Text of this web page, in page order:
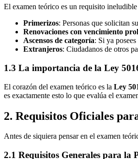
El examen teórico es un requisito ineludible
Primerizos: Personas que solicitan
Renovaciones con vencimiento
Ascensos de categoría: Si ya
Extranjeros: Ciudadanos de otros
1.3 La importancia de la Ley
El corazón del examen teórico es la Ley
es exactamente esto lo que evalúa el
2. Requisitos Oficiales
Antes de siquiera pensar en el examen
2.1 Requisitos Generales para la